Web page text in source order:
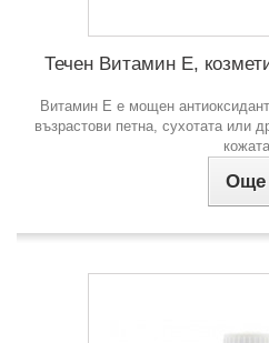
Течен Витамин Е,
Витамин Е е мощен
възрастови петна, сухотата или
кожата.
Още